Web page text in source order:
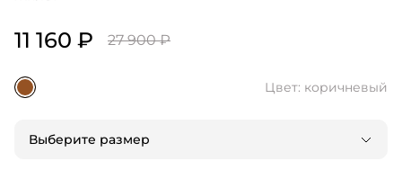
11 160 ₽ 27 900 ₽
Цвет: коричневый
Выберите размер